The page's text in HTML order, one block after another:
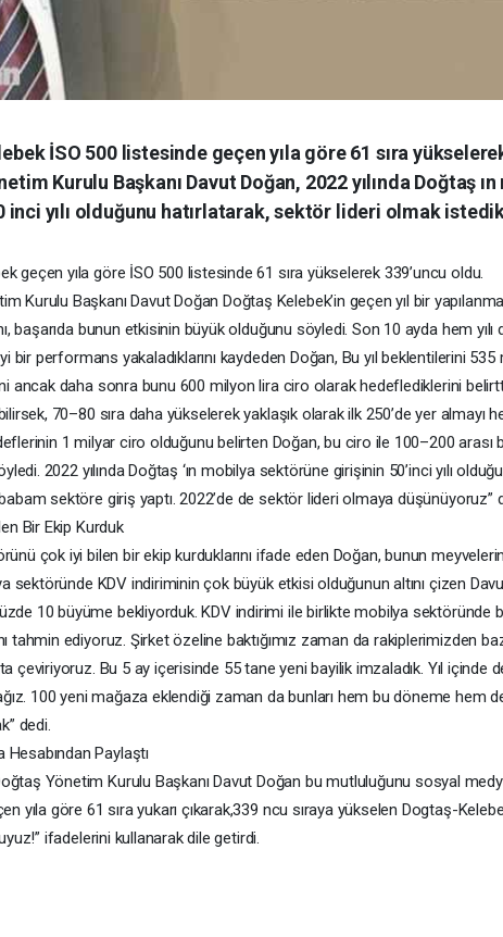
İSO 500 listesinde geçen yıla göre 61 sıra
Kurulu Başkanı Davut Doğan, 2022 yılında Doğtaş
inci yılı olduğunu hatırlatarak, sektör lideri olmak
geçen yıla göre İSO 500 listesinde 61 sıra yükselerek 339’uncu oldu.
Kurulu Başkanı Davut Doğan Doğtaş Kelebek’in geçen yıl bir
başarıda bunun etkisinin büyük olduğunu söyledi. Son 10 ayda hem yılı
bir performans yakaladıklarını kaydeden Doğan, Bu yıl beklentilerini
ancak daha sonra bunu 600 milyon lira ciro olarak hedeflediklerini
70–80 sıra daha yükselerek yaklaşık olarak ilk 250’de yer almayı
1 milyar ciro olduğunu belirten Doğan, bu ciro ile 100–200 arası
2022 yılında Doğtaş ‘ın mobilya sektörüne girişinin 50’inci yılı
babam sektöre giriş yaptı. 2022’de de sektör lideri olmaya düşünüyoruz”
Bir Ekip Kurduk
çok iyi bilen bir ekip kurduklarını ifade eden Doğan, bunun
sektöründe KDV indiriminin çok büyük etkisi olduğunun altını çizen
10 büyüme bekliyorduk. KDV indirimi ile birlikte mobilya sektöründe
tahmin ediyoruz. Şirket özeline baktığımız zaman da rakiplerimizden
çeviriyoruz. Bu 5 ay içerisinde 55 tane yeni bayilik imzaladık. Yıl içinde
100 yeni mağaza eklendiği zaman da bunları hem bu döneme hem
dedi.
Paylaştı
Yönetim Kurulu Başkanı Davut Doğan bu mutluluğunu sosyal
yıla göre 61 sıra yukarı çıkarak,339 ncu sıraya yükselen Dogtaş-
ifadelerini kullanarak dile getirdi.